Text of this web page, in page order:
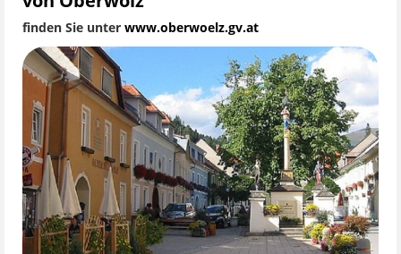
finden Sie unter www.oberwoelz.gv.at